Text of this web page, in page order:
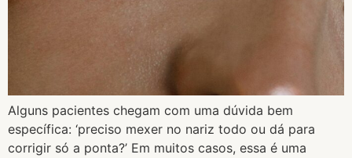
Alguns pacientes chegam com uma dúvida bem
específica: ‘preciso mexer no nariz todo ou dá para
corrigir só a ponta?’ Em muitos casos, essa é uma